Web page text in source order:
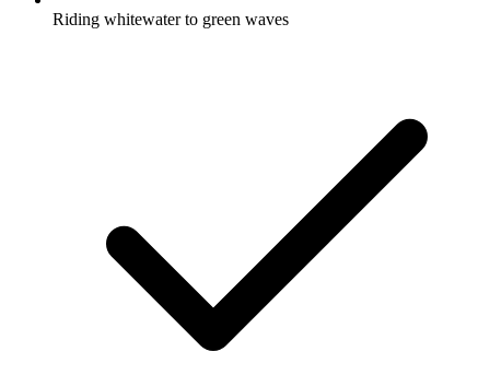
Riding whitewater to green waves